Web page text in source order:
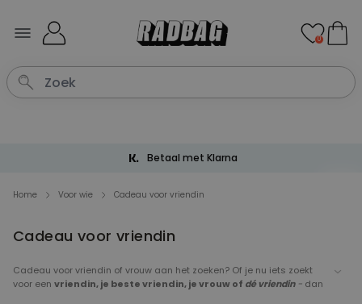
0
Betaal met Klarna
Home Voor wie Cadeau voor vriendin
Cadeau voor vriendin
Cadeau voor vriendin of vrouw aan het zoeken? Of je nu iets zoekt
voor een vriendin, je beste vriendin, je vrouw of dé vriendin- dan